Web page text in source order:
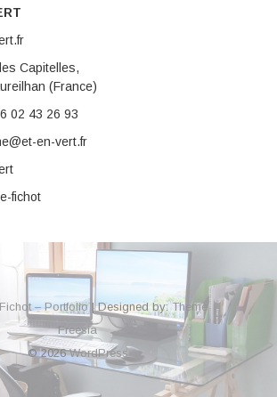
Capitelles,
(France)
02 43 26 93
en-vert.fr
fichot
– Portfolio| Designed by:Theme
Freesia
© 2026WordPress